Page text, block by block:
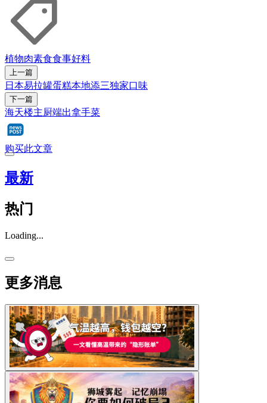
植物肉素食食事好料
上一篇
日本易拉罐蛋糕本地添三独家口味
下一篇
海天楼主厨端出拿手菜
购买此文章
最新
热门
Loading...
更多消息